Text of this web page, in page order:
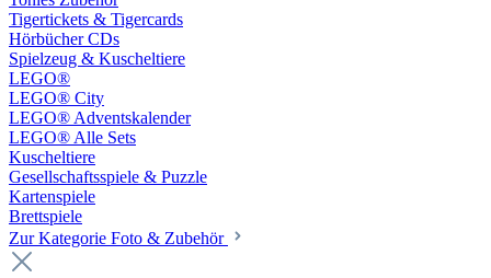
Tigertickets & Tigercards
Hörbücher CDs
Spielzeug & Kuscheltiere
LEGO®
LEGO® City
LEGO® Adventskalender
LEGO® Alle Sets
Kuscheltiere
Gesellschaftsspiele & Puzzle
Kartenspiele
Brettspiele
Zur Kategorie Foto & Zubehör